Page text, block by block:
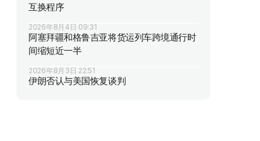
互换程序
2026年8月4日 09:31
阿塞拜疆和格鲁吉亚将货运列车跨境通行时
间缩短近一半
2026年8月3日 22:51
伊朗否认与美国恢复谈判